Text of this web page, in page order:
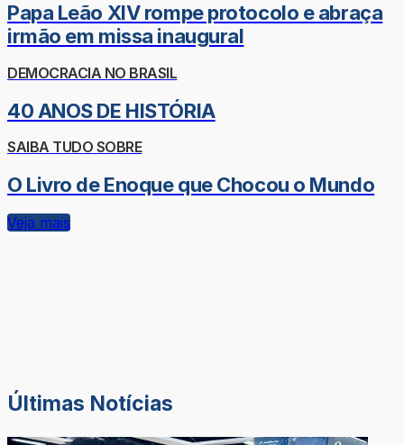
Papa Leão XIV rompe protocolo e abraça
irmão em missa inaugural
DEMOCRACIA NO BRASIL
40 ANOS DE HISTÓRIA
SAIBA TUDO SOBRE
O Livro de Enoque que Chocou o Mundo
Veja mais
Últimas Notícias